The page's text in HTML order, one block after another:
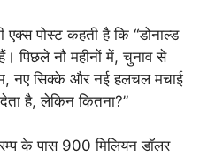
पोस्ट कहती है कि “डोनाल्ड
पिछले नौ महीनों में, चुनाव से
नए सिक्के और नई हलचल मचाई
है, लेकिन कितना?”
के पास 900 मिलियन डॉलर